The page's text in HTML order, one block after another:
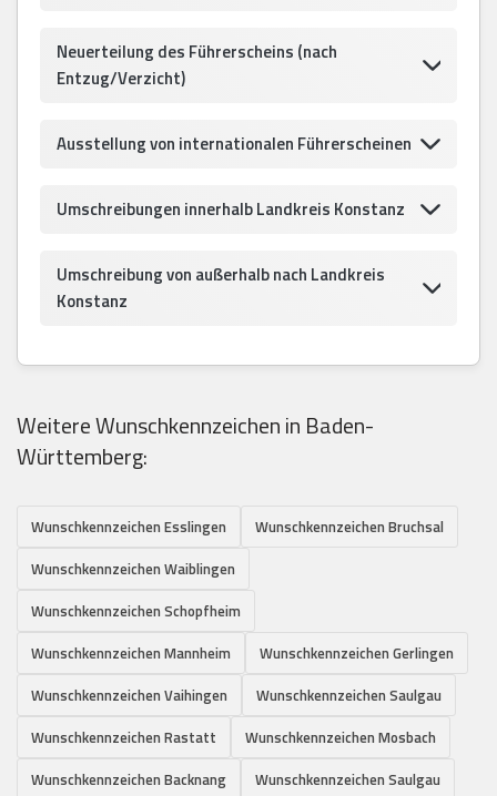
Neuerteilung des Führerscheins (nach
Entzug/Verzicht)
Ausstellung von internationalen Führerscheinen
Umschreibungen innerhalb Landkreis Konstanz
Umschreibung von außerhalb nach Landkreis
Konstanz
Weitere Wunschkennzeichen in Baden-
Württemberg:
Wunschkennzeichen Esslingen
Wunschkennzeichen Bruchsal
Wunschkennzeichen Waiblingen
Wunschkennzeichen Schopfheim
Wunschkennzeichen Mannheim
Wunschkennzeichen Gerlingen
Wunschkennzeichen Vaihingen
Wunschkennzeichen Saulgau
Wunschkennzeichen Rastatt
Wunschkennzeichen Mosbach
Wunschkennzeichen Backnang
Wunschkennzeichen Saulgau